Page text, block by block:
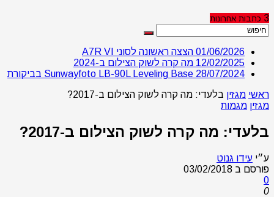
3 כתבות אחרונות
01/06/2026 הצצה ראשונה לסוני A7R VI
12/02/2025 מה קרה לשוק הצילום ב-2024
28/07/2024 Sunwayfoto LB-90L Leveling Base בביקורת
ראשי מגזין בלעדי: מה קרה לשוק הצילום ב-2017?
מגזין מגמות
בלעדי: מה קרה לשוק הצילום ב-2017?
ע״י עידו גנוט
פורסם ב 03/02/2018
0
0